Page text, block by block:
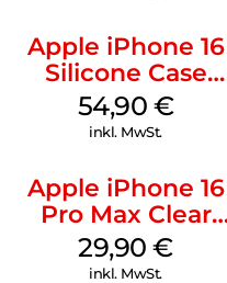
Apple iPhone 16
Silicone Case
MagSafe Lake
Green
54,90 €
inkl. MwSt.
Apple iPhone 16
Pro Max Clear
Case MagSafe
Transparent
29,90€
inkl. MwSt.